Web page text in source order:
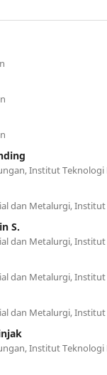
Institut Teknologi
dan Metalurgi,
S.
dan Metalurgi,
dan Metalurgi,
dan Metalurgi,
Institut Teknologi